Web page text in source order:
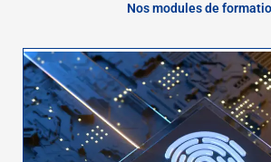
Nos modules de